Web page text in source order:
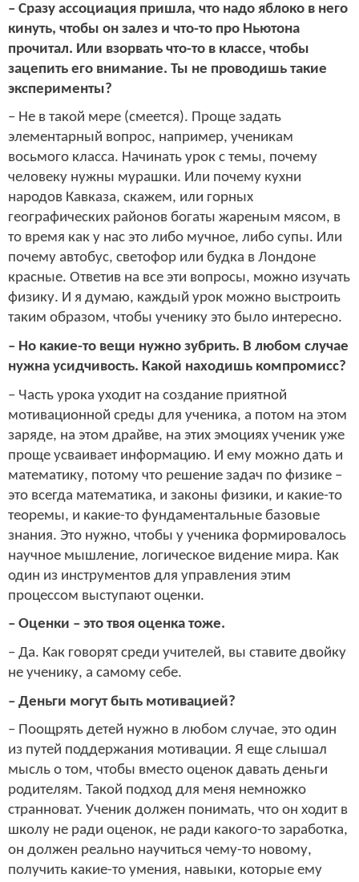
– Сразу ассоциация пришла, что надо яблоко в него
кинуть, чтобы он залез и что-то про Ньютона
прочитал. Или взорвать что-то в классе, чтобы
зацепить его внимание. Ты не проводишь такие
эксперименты?
– Не в такой мере (смеется). Проще задать
элементарный вопрос, например, ученикам
восьмого класса. Начинать урок с темы, почему
человеку нужны мурашки. Или почему кухни
народов Кавказа, скажем, или горных
географических районов богаты жареным мясом, в
то время как у нас это либо мучное, либо супы. Или
почему автобус, светофор или будка в Лондоне
красные. Ответив на все эти вопросы, можно изучать
физику. И я думаю, каждый урок можно выстроить
таким образом, чтобы ученику это было интересно.
– Но какие-то вещи нужно зубрить. В любом случае
нужна усидчивость. Какой находишь компромисс?
– Часть урока уходит на создание приятной
мотивационной среды для ученика, а потом на этом
заряде, на этом драйве, на этих эмоциях ученик уже
проще усваивает информацию. И ему можно дать и
математику, потому что решение задач по физике –
это всегда математика, и законы физики, и какие-то
теоремы, и какие-то фундаментальные базовые
знания. Это нужно, чтобы у ученика формировалось
научное мышление, логическое видение мира. Как
один из инструментов для управления этим
процессом выступают оценки.
– Оценки – это твоя оценка тоже.
– Да. Как говорят среди учителей, вы ставите двойку
не ученику, а самому себе.
– Деньги могут быть мотивацией?
– Поощрять детей нужно в любом случае, это один
из путей поддержания мотивации. Я еще слышал
мысль о том, чтобы вместо оценок давать деньги
родителям. Такой подход для меня немножко
странноват. Ученик должен понимать, что он ходит в
школу не ради оценок, не ради какого-то заработка,
он должен реально научиться чему-то новому,
получить какие-то умения, навыки, которые ему